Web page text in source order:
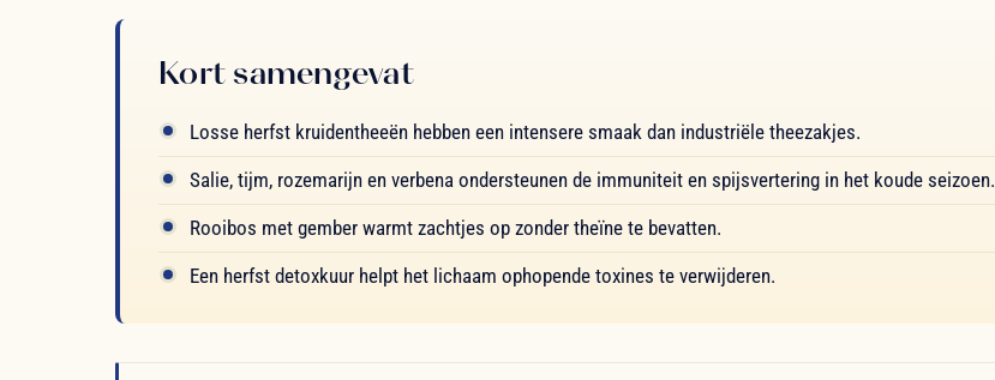
Kort samengevat
Losse herfst kruidentheeën hebben een intensere smaak dan industriële theezakjes.
Salie, tijm, rozemarijn en verbena ondersteunen de immuniteit en spijsvertering in het koude seizoen.
Rooibos met gember warmt zachtjes op zonder theïne te bevatten.
Een herfst detoxkuur helpt het lichaam ophopende toxines te verwijderen.